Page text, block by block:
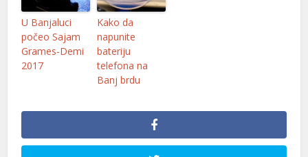
U Banjaluci
počeo Sajam
Grames-Demi
2017
Kako da
napunite
bateriju
telefona na
Banj brdu